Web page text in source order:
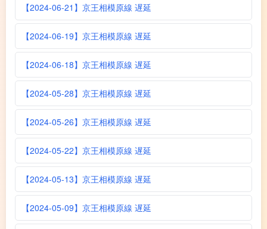
【2024-06-21】京王相模原線 遅延
【2024-06-19】京王相模原線 遅延
【2024-06-18】京王相模原線 遅延
【2024-05-28】京王相模原線 遅延
【2024-05-26】京王相模原線 遅延
【2024-05-22】京王相模原線 遅延
【2024-05-13】京王相模原線 遅延
【2024-05-09】京王相模原線 遅延